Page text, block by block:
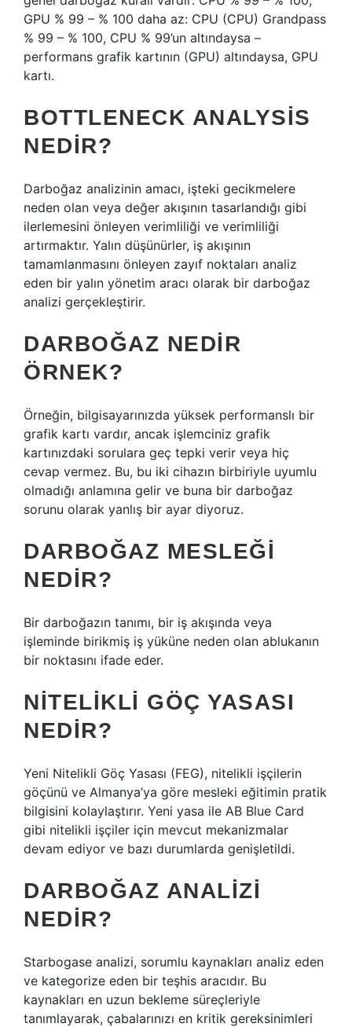
GPU % 99 – % 100 daha az: CPU (CPU) Grandpass
% 99 – % 100, CPU % 99’un altındaysa –
performans grafik kartının (GPU) altındaysa, GPU
kartı.
BOTTLENECK ANALYSIS
NEDIR?
Darboğaz analizinin amacı, işteki gecikmelere
neden olan veya değer akışının tasarlandığı gibi
ilerlemesini önleyen verimliliği ve verimliliği
artırmaktır. Yalın düşünürler, iş akışının
tamamlanmasını önleyen zayıf noktaları analiz
eden bir yalın yönetim aracı olarak bir darboğaz
analizi gerçekleştirir.
DARBOĞAZ NEDIR
ÖRNEK?
Örneğin, bilgisayarınızda yüksek performanslı bir
grafik kartı vardır, ancak işlemciniz grafik
kartınızdaki sorulara geç tepki verir veya hiç
cevap vermez. Bu, bu iki cihazın birbiriyle uyumlu
olmadığı anlamına gelir ve buna bir darboğaz
sorunu olarak yanlış bir ayar diyoruz.
DARBOĞAZ MESLEĞI
NEDIR?
Bir darboğazın tanımı, bir iş akışında veya
işleminde birikmiş iş yüküne neden olan ablukanın
bir noktasını ifade eder.
NITELIKLI GÖÇ YASASI
NEDIR?
Yeni Nitelikli Göç Yasası (FEG), nitelikli işçilerin
göçünü ve Almanya’ya göre mesleki eğitimin pratik
bilgisini kolaylaştırır. Yeni yasa ile AB Blue Card
gibi nitelikli işçiler için mevcut mekanizmalar
devam ediyor ve bazı durumlarda genişletildi.
DARBOĞAZ ANALIZI
NEDIR?
Starbogase analizi, sorumlu kaynakları analiz eden
ve kategorize eden bir teşhis aracıdır. Bu
kaynakları en uzun bekleme süreçleriyle
tanımlayarak, çabalarınızı en kritik gereksinimleri